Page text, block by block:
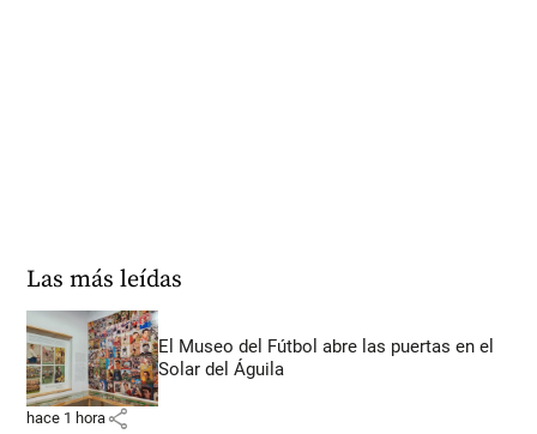
Las más leídas
El Museo del Fútbol abre las puertas en el
Solar del Águila
hace 1 hora share